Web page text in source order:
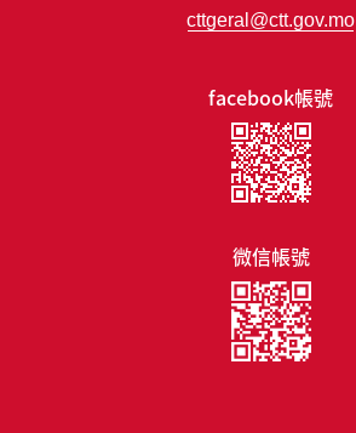
facebook帳號
微信帳號
cttgeral@ctt.gov.mo